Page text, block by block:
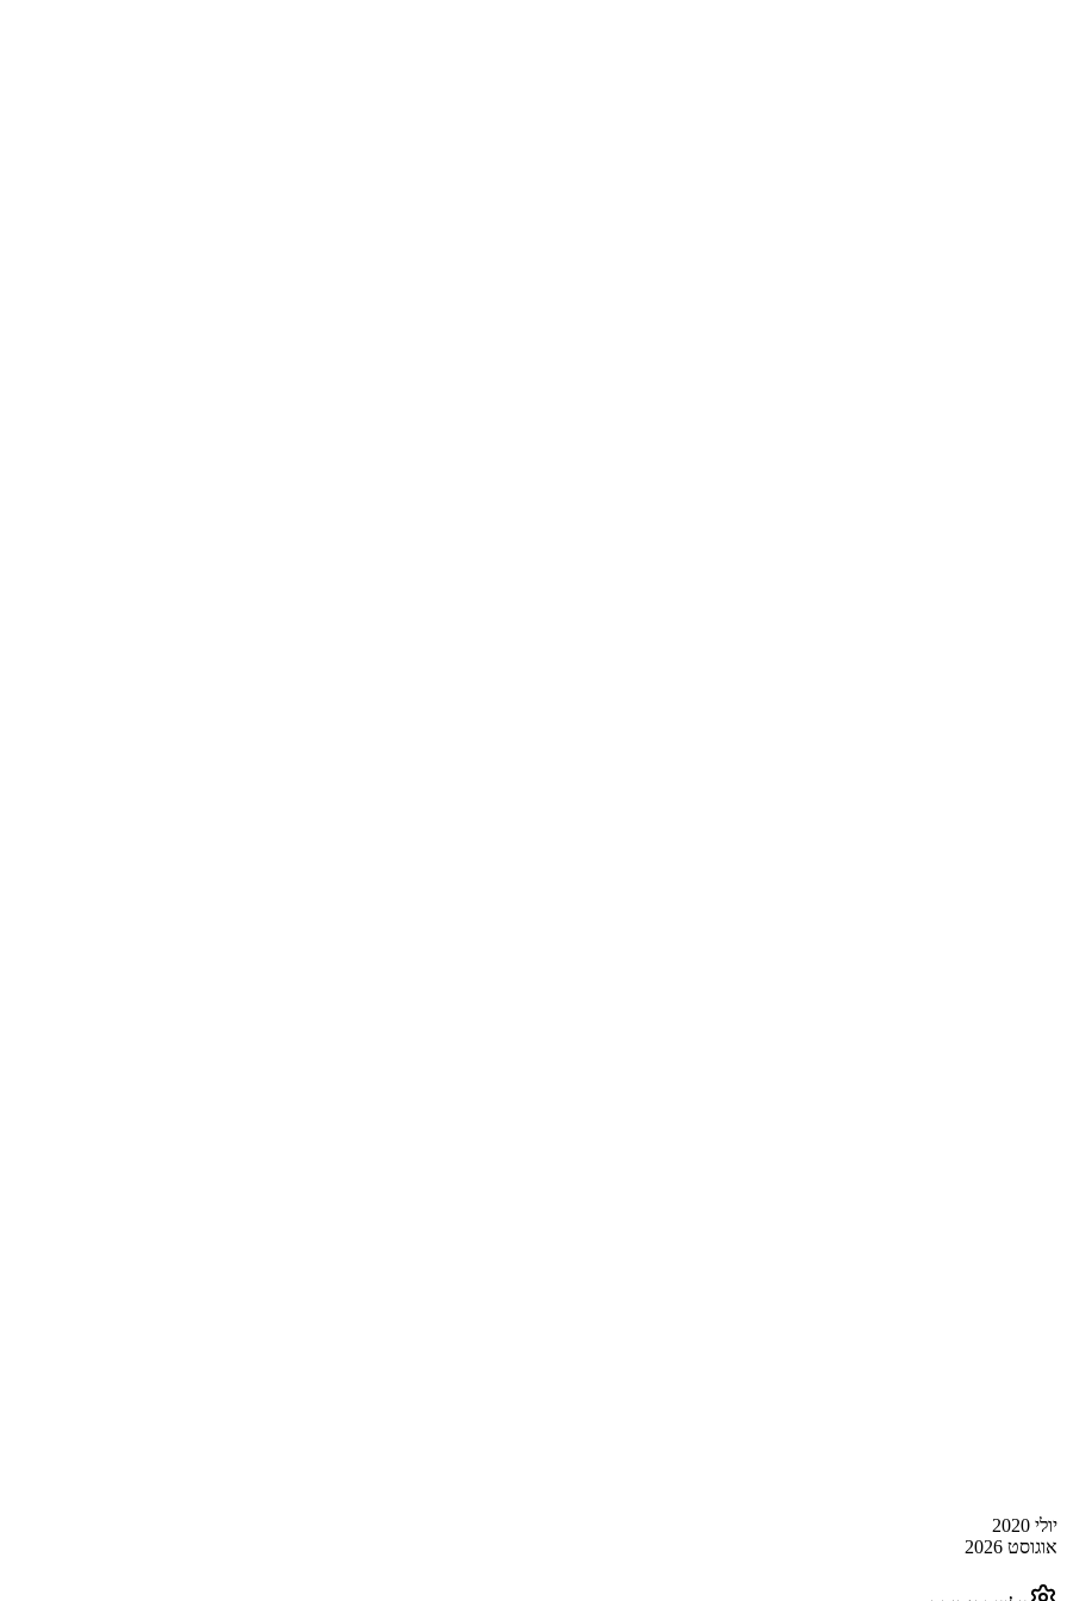
יולי 2020
אוגוסט 2026